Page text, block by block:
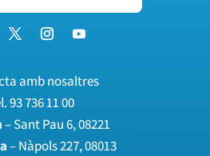
amb nosaltres
93 736 11 00
– Sant Pau 6, 08221
– Nàpols 227, 08013